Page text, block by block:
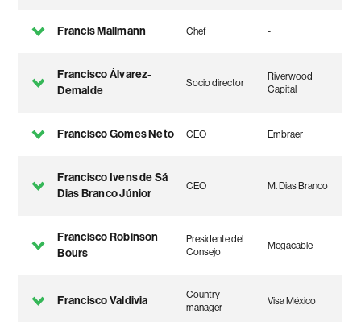
Francis Mallmann Chef -
Francisco Álvarez-
Demalde
Socio director
Riverwood
Capital
Francisco Gomes Neto CEO Embraer
Francisco Ivens de Sá
Dias Branco Júnior
CEO M. Dias Branco
Francisco Robinson
Bours
Presidente del
Consejo
Megacable
Francisco Valdivia
Country
manager
Visa México